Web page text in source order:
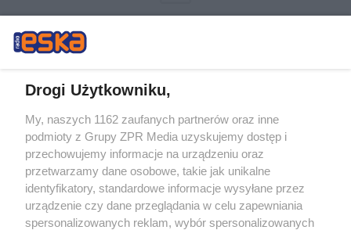
Żaden utwór zamieszczony w serwisie nie może być powielany i
rozpowszechniany lub dalej rozpowszechniany w jakikolwiek sposób (w
tym także elektroniczny lub mechaniczny) na jakimkolwiek polu
eksploatacji w jakiejkolwiek formie, włącznie z umieszczaniem w Internecie
bez pisemnej zgody właściciela praw. Jakiekolwiek użycie lub
wykorzystanie utworów w całości lub w części z naruszeniem prawa, tzn.
bez właściwej zgody, jest zabronione pod groźbą kary i może być ścigane
prawnie.
Drogi Użytkowniku,
My, naszych 1162 zaufanych partnerów oraz inne
podmioty z Grupy ZPR Media uzyskujemy dostęp i
przechowujemy informacje na urządzeniu oraz
przetwarzamy dane osobowe, takie jak unikalne
identyfikatory, standardowe informacje wysyłane przez
urządzenie czy dane przeglądania w celu zapewniania
spersonalizowanych reklam, wybór spersonalizowanych